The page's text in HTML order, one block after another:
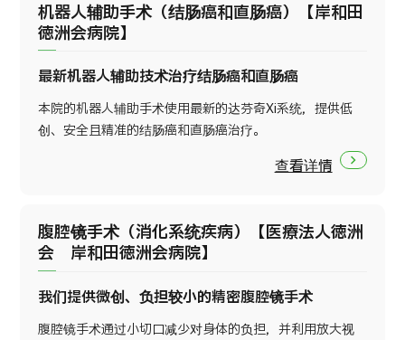
机器人辅助手术（结肠癌和直肠癌）【岸和田
徳洲会病院】
最新机器人辅助技术治疗结肠癌和直肠癌
本院的机器人辅助手术使用最新的达芬奇Xi系统，提供低
创、安全且精准的结肠癌和直肠癌治疗。
查看详情
腹腔镜手术（消化系统疾病）【医療法人徳洲
会 岸和田徳洲会病院】
我们提供微创、负担较小的精密腹腔镜手术
腹腔镜手术通过小切口减少对身体的负担，并利用放大视